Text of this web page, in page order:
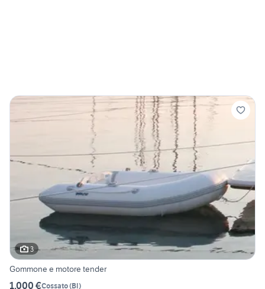
3
Gommone e motore tender
1.000 €Cossato(BI)